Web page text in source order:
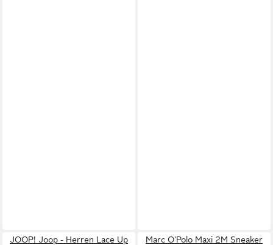
JOOP! Joop - Herren Lace Up
Marc O'Polo Maxi 2M Sneaker